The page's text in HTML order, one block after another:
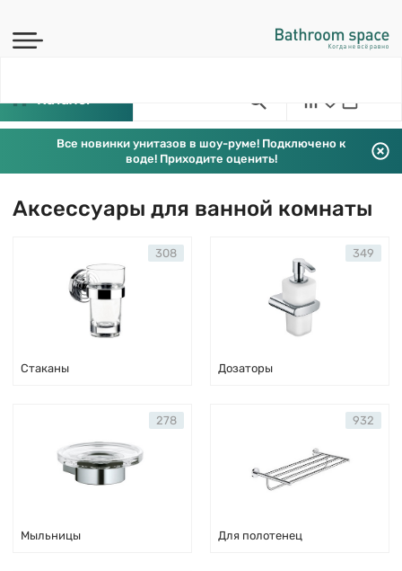
Каталог
Все новинки унитазов в шоу-руме! Подключено к
воде! Приходите оценить!
Аксессуары для ванной комнаты
Стаканы
308
Дозаторы
349
Мыльницы
278
Для полотенец
932